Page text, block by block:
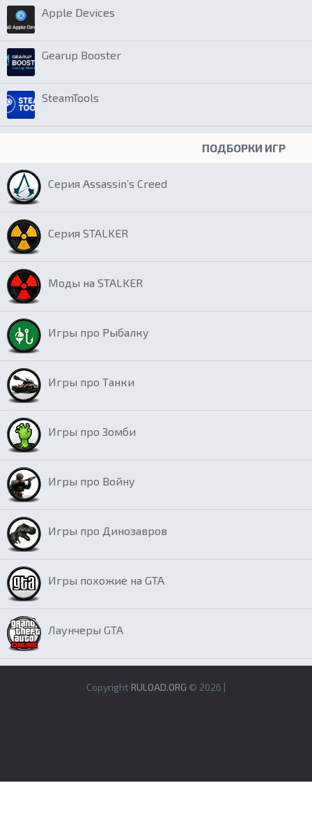
Apple Devices
Gearup Booster
SteamTools
ПОДБОРКИ ИГР
Серия Assassin’s Creed
Серия STALKER
Моды на STALKER
Игры про Рыбалку
Игры про Танки
Игры про Зомби
Игры про Войну
Игры про Динозавров
Игры похожие на GTA
Лаунчеры GTA
Copyright RULOAD.ORG © 2026 |